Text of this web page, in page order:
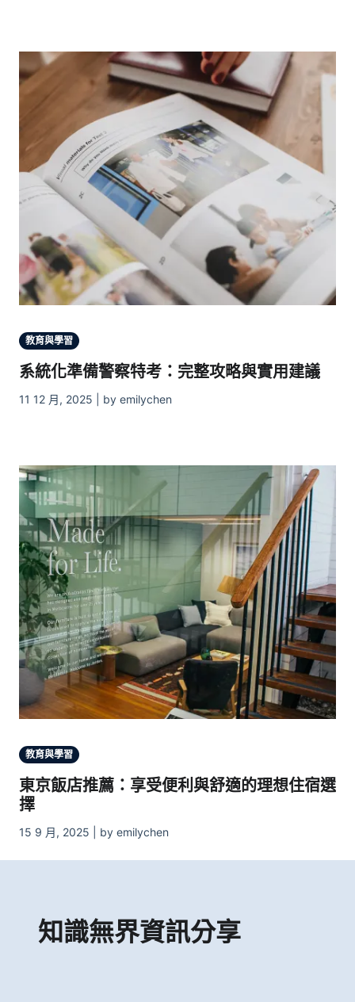
教育與學習
系統化準備警察特考：完整攻略與實用建議
11 12 月, 2025 | by emilychen
教育與學習
東京飯店推薦：享受便利與舒適的理想住宿選
擇
15 9 月, 2025 | by emilychen
知識無界資訊分享